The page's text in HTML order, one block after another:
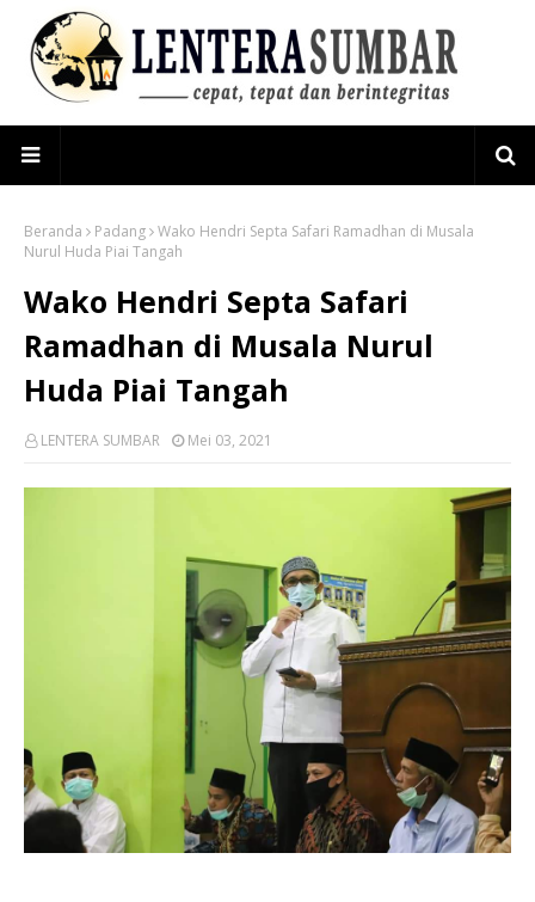
Beranda Padang Wako Hendri Septa Safari Ramadhan di Musala
Nurul Huda Piai Tangah
Wako Hendri Septa Safari
Ramadhan di Musala Nurul
Huda Piai Tangah
LENTERA SUMBAR Mei 03, 2021